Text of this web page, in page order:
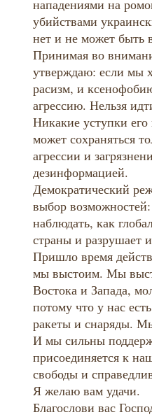
нападениями на
убийствами
нет и не может быть
Принимая во
утверждаю: если мы
расизм, и
агрессию. Нельзя
Никакие уступки
может сохраняться
агрессии и
дезинформацией.
Демократический
выбор
наблюдать, как
страны и разрушает
Пришло время
мы выстоим. Мы
Востока и Запада,
потому что у нас
ракеты и снаряды.
И мы сильны
присоединяется к
свободы и
Я желаю вам удачи.
Благослови вас